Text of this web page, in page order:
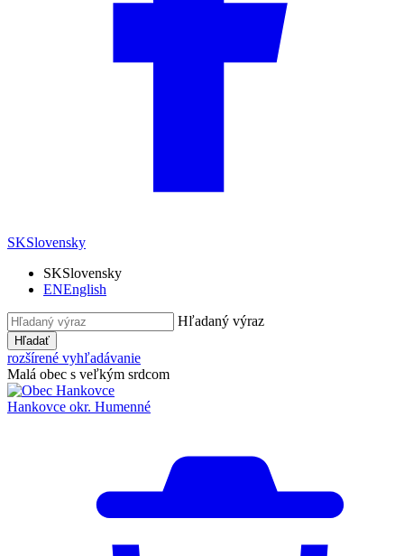
SKSlovensky
SKSlovensky
ENEnglish
Hľadaný výraz
Hľadať
rozšírené vyhľadávanie
Malá obec s veľkým srdcom
Hankovce okr. Humenné